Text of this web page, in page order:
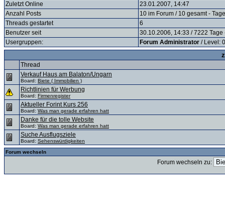
Zuletzt Online
23.01.2007, 14:47
Anzahl Posts
10 im Forum / 10 gesamt -
Threads gestartet
6
Benutzer seit
30.10.2006, 14:33 / 7222
Usergruppen:
Forum Administrator / Level: 0
Thread
Verkauf Haus am Balaton/Ungarn
Board: Biete ( Immobilien )
Richtlinien für Werbung
Board: Firmenregister
Aktueller Forint Kurs 256
Board: Was man gerade erfahren hatt
Danke für die tolle Website
Board: Was man gerade erfahren hatt
Suche Ausflugsziele
Board: Sehenswürdigkeiten
Forum wechseln
Forum wechseln zu: